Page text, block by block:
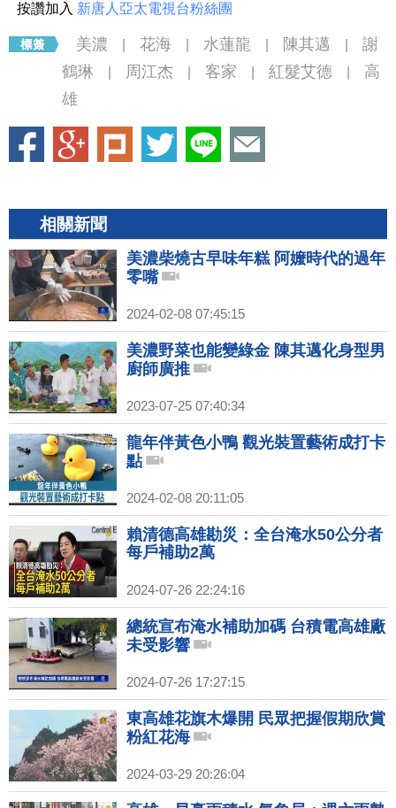
按讚加入 新唐人亞太電視台粉絲團
美濃 花海 水蓮龍 陳其邁
謝
鶴琳
周江杰 客家 紅髮艾德
高
雄
相關新聞
美濃柴燒古早味年糕 阿嬤時代的過年
零嘴
2024-02-08 07:45:15
美濃野菜也能變綠金 陳其邁化身型男
廚師廣推
2023-07-25 07:40:34
龍年伴黃色小鴨 觀光裝置藝術成打卡
點
2024-02-08 20:11:05
賴清德高雄勘災：全台淹水50公分者
每戶補助2萬
2024-07-26 22:24:16
總統宣布淹水補助加碼 台積電高雄廠
未受影響
2024-07-26 17:27:15
東高雄花旗木爆開 民眾把握假期欣賞
粉紅花海
2024-03-29 20:26:04